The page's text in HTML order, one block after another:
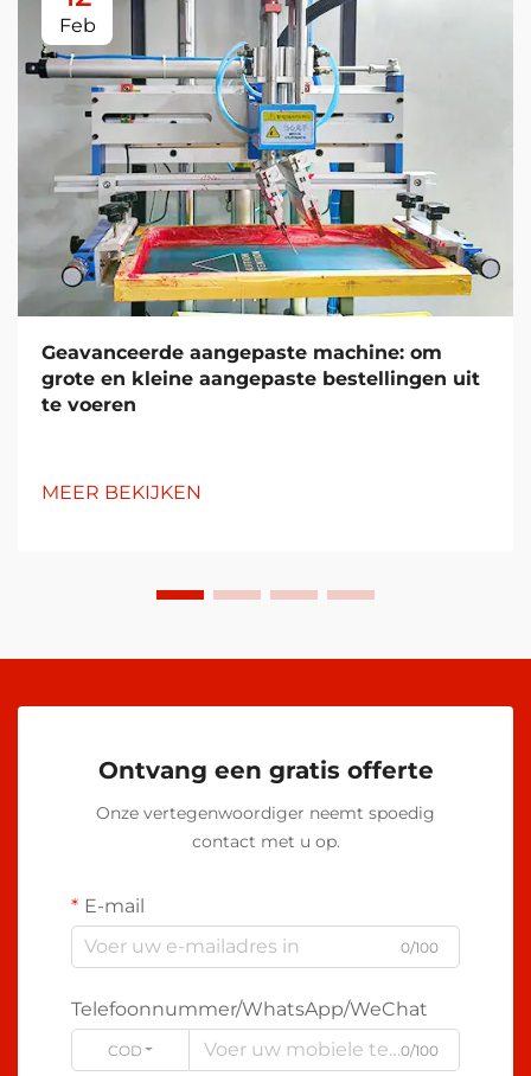
Feb
Geavanceerde aangepaste machine: om
grote en kleine aangepaste bestellingen uit
te voeren
MEER BEKIJKEN
Ontvang een gratis offerte
Onze vertegenwoordiger neemt spoedig
contact met u op.
E-mail
0/100
Telefoonnummer/WhatsApp/WeChat
CODE 0/100